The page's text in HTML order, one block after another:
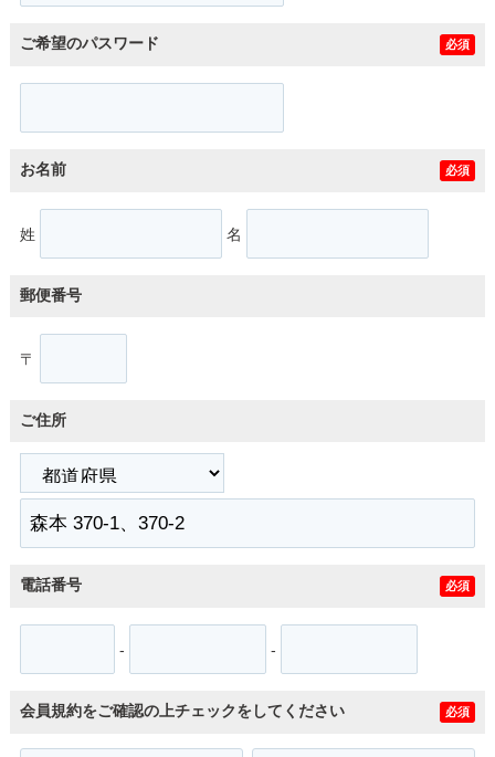
ご希望のパスワード 必須
お名前 必須
姓 名
郵便番号
〒
ご住所
電話番号 必須
- -
会員規約をご確認の上チェックをしてください 必須